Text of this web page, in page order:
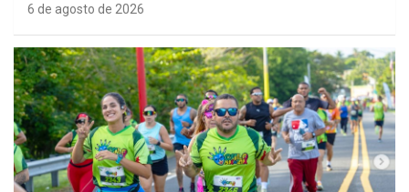
6 de agosto de 2026